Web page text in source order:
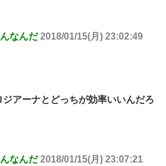
なんだ 2018/01/15(月) 23:02:49
アーナとどっちが効率いいんだろ
なんだ 2018/01/15(月) 23:07:21